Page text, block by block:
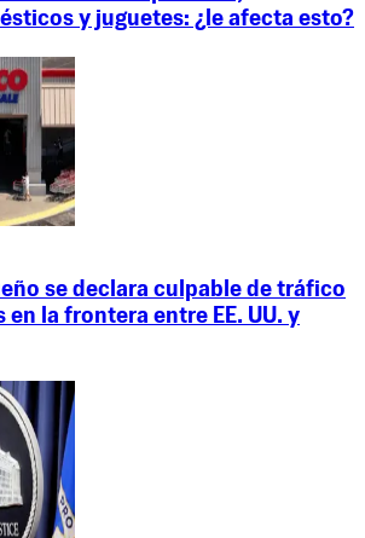
y juguetes: ¿le afecta esto?
se declara culpable de tráfico
en la frontera entre EE. UU. y